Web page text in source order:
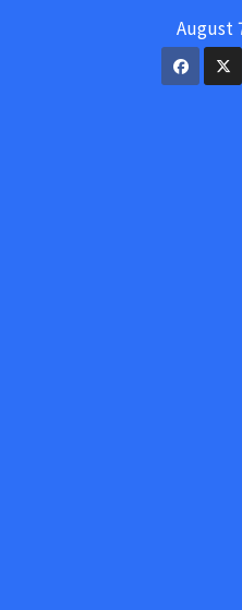
August